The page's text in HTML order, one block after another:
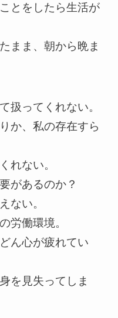
とをしたら生活が
まま、朝から晩ま
扱ってくれない。
か、私の存在すら
れない。
があるのか？
ない。
労働環境。
ん心が疲れてい
を見失ってしま